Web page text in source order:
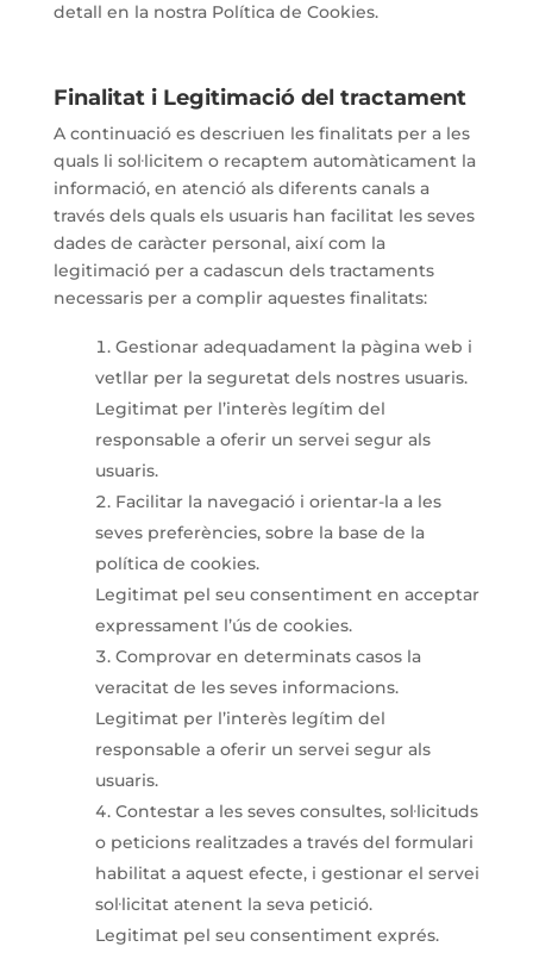
detall en la nostra Política de Cookies.
Finalitat i Legitimació del tractament
A continuació es descriuen les finalitats per a les
quals li sol·licitem o recaptem automàticament la
informació, en atenció als diferents canals a
través dels quals els usuaris han facilitat les seves
dades de caràcter personal, així com la
legitimació per a cadascun dels tractaments
necessaris per a complir aquestes finalitats:
Gestionar adequadament la pàgina web i
vetllar per la seguretat dels nostres usuaris.
Legitimat per l’interès legítim del
responsable a oferir un servei segur als
usuaris.
Facilitar la navegació i orientar-la a les
seves preferències, sobre la base de la
política de cookies.
Legitimat pel seu consentiment en acceptar
expressament l’ús de cookies.
Comprovar en determinats casos la
veracitat de les seves informacions.
Legitimat per l’interès legítim del
responsable a oferir un servei segur als
usuaris.
Contestar a les seves consultes, sol·licituds
o peticions realitzades a través del formulari
habilitat a aquest efecte, i gestionar el servei
sol·licitat atenent la seva petició.
Legitimat pel seu consentiment exprés.